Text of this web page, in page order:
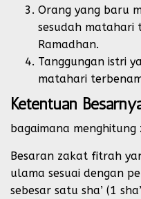
Orang yang baru
sesudah matahari
Ramadhan.
Tanggungan istri
matahari
Ketentuan
bagaimana
Besaran zakat fitrah
ulama sesuai dengan
sebesar satu sha’ (1